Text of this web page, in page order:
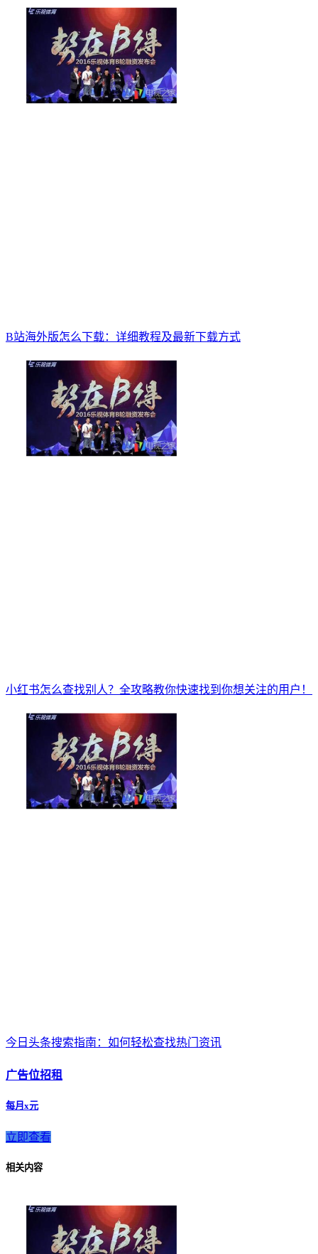
B站海外版怎么下载：详细教程及最新下载方式
小红书怎么查找别人？全攻略教你快速找到你想关注的用户！
今日头条搜索指南：如何轻松查找热门资讯
广告位招租
每月x元
立即查看
相关内容